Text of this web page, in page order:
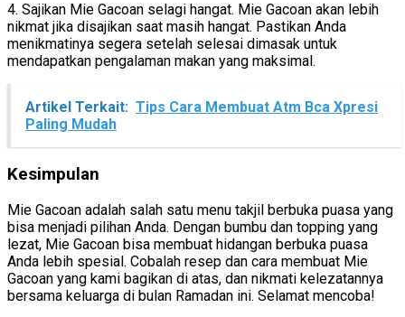
4. Sajikan Mie Gacoan selagi hangat. Mie Gacoan akan lebih
nikmat jika disajikan saat masih hangat. Pastikan Anda
menikmatinya segera setelah selesai dimasak untuk
mendapatkan pengalaman makan yang maksimal.
Artikel Terkait: Tips Cara Membuat Atm Bca Xpresi
Paling Mudah
Kesimpulan
Mie Gacoan adalah salah satu menu takjil berbuka puasa yang
bisa menjadi pilihan Anda. Dengan bumbu dan topping yang
lezat, Mie Gacoan bisa membuat hidangan berbuka puasa
Anda lebih spesial. Cobalah resep dan cara membuat Mie
Gacoan yang kami bagikan di atas, dan nikmati kelezatannya
bersama keluarga di bulan Ramadan ini. Selamat mencoba!